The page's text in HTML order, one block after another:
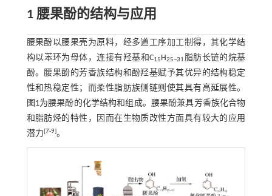
1 腰果酚的结构与应用
腰果酚以腰果壳为原料，经多道工序加工制得，其化学结
构以苯环为母体，连接有羟基和C15 H25~31 脂肪长链的烷基
酚。腰果酚的芳香族结构和酚羟基赋予其优异的结构稳定
性和热稳定性；而柔性脂肪族侧链则使其具有高延展性。
图1为腰果酚的化学结构和组成。腰果酚兼具芳香族化合物
和脂肪烃的特性，因而在生物质改性方面具有较大的应用
潜力[7-9]。